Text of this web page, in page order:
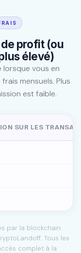
profit (ou
élevé)
lorsque vous en
mensuels. Plus
est faible.
SUR LES
par la blockchain
Tous les
complet à la